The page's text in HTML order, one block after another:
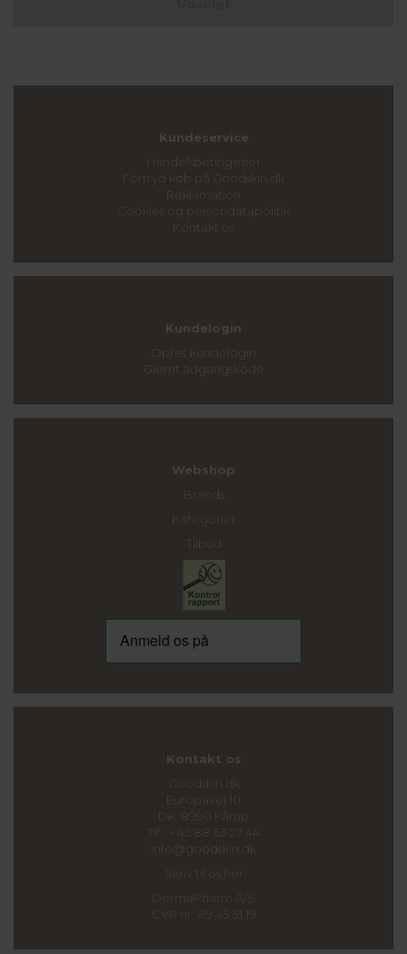
Kundeservice
Handelsbetingelser
Fortryd køb på Goodskin.dk
Reklamation
Cookies og persondatapolitik
Kontakt os
Kundelogin
Opret kundelogin
Glemt adgangskode
Webshop
Brands
Kategorier
Tilbud
Kontakt os
Goodskin.dk
Europavej 10
DK-8990 Fårup
Tlf.: + 45 88 63 27 44
info@goodskin.dk
Skriv til os her
DermaPharm A/S
CVR nr: 89 45 31 19